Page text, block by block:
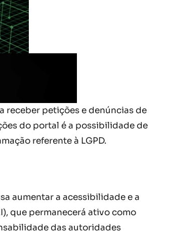
receber petições e denúncias de
do portal é a possibilidade de
referente à LGPD.
aumentar a acessibilidade e a
que permanecerá ativo como
das autoridades